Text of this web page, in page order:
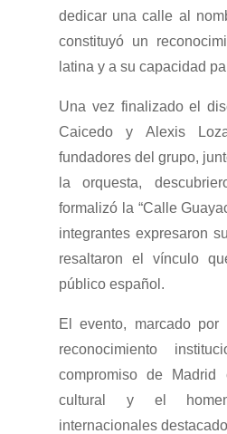
dedicar una calle al
constituyó un
latina y a su capacidad
Una vez finalizado el
Caicedo y Alexis
fundadores del grupo,
la orquesta,
formalizó la “Calle
integrantes expresaron
resaltaron el vínculo
público español.
El evento, marcado
reconocimiento
compromiso de Madrid
cultural y el
internacionales